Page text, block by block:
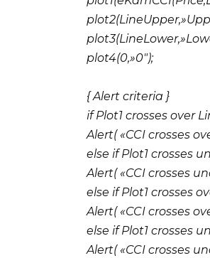
plot4(0,»0″);
{ Alert criteria }
if Plot1 crosses over
Alert( «CCI crosses
else if Plot1 crosses
Alert( «CCI crosses
else if Plot1 crosses
Alert( «CCI crosses
else if Plot1 crosses
Alert( «CCI crosses